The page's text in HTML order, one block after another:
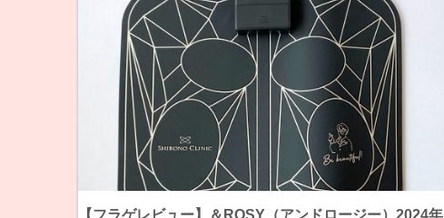
【フラゲレビュー】＆ROSY（アンドロージー）2024年